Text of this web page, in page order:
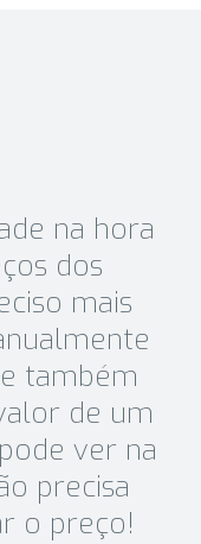
na hora
dos
mais
também
de um
ver na
precisa
o preço!